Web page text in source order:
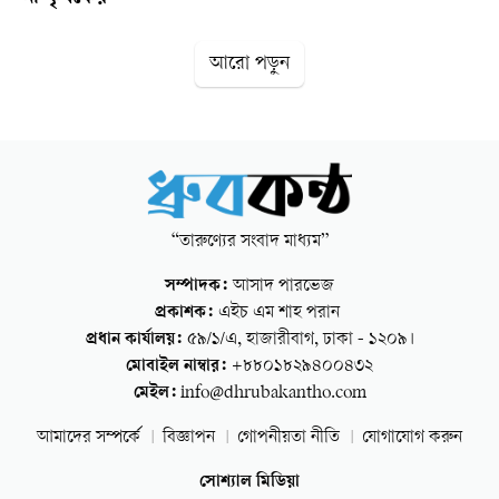
সভাপতিত্বে এবং উপজেলা বিএনপির যুগ্ম আহ্বায়ক আব্দুর রহমানের
সাবেক ভারপ্রাপ্ত সাধারণ সম্পাদক এম এ আউয়াল খান, উপজেলা
বিএনপির সদস‍্যসচিব মো. আবুল কালাম আজাদ, পৌর বিএনপির
আহ্বায়ক মো. শাহজাহান মোল্লার প্রমুখ। এনএম/ধ্রুবকন্ঠ
আরো পড়ুন
“তারুণ্যের সংবাদ মাধ্যম”
সম্পাদক:আসাদ পারভেজ
প্রকাশক: এইচ এম শাহ পরান
প্রধান কার্যালয়: ৫৯/১/এ, হাজারীবাগ, ঢাকা - ১২০৯।
মোবাইল নাম্বার: +৮৮০১৮২৯৪০০৪৩২
মেইল: info@dhrubakantho.com
আমাদের সম্পর্কে বিজ্ঞাপন গোপনীয়তা নীতি যোগাযোগ করুন
সোশ্যাল মিডিয়া